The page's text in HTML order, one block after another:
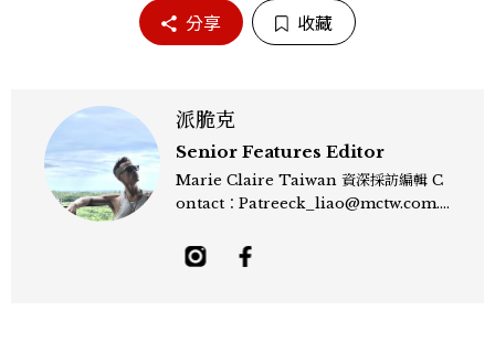
分享 收藏
派脆克
Senior Features Editor
Marie Claire Taiwan 資深採訪編輯 C
ontact：Patreeck_liao@mctw.com.t
敏銳的觀察力與敘事能力，撰寫出兼具深度
與美感的專題內容，長期關注亞洲娛樂、人